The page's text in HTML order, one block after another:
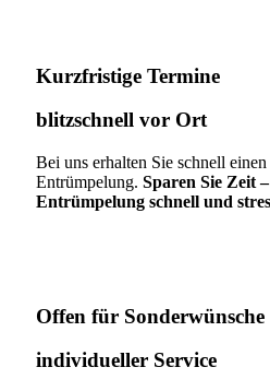
Kurzfristige Termine​
blitzschnell vor Ort
Bei uns erhalten Sie schnell
Entrümpelung. Sparen Sie Zeit
Entrümpelung schnell und
Offen für Sonderwünsche​
individueller Service